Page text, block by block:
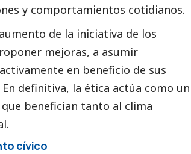
y comportamientos cotidianos.
de la iniciativa de los
mejoras, a asumir
en beneficio de sus
definitiva, la ética actúa como un
benefician tanto al clima
cívico